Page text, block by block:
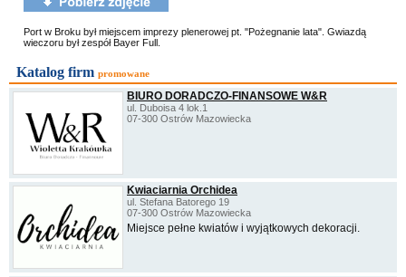
Port w Broku był miejscem imprezy plenerowej pt. "Pożegnanie lata". Gwiazdą
wieczoru był zespół Bayer Full.
Katalog firm promowane
BIURO DORADCZO-FINANSOWE W&R
ul. Duboisa 4 lok.1
07-300 Ostrów Mazowiecka
Kwiaciarnia Orchidea
ul. Stefana Batorego 19
07-300 Ostrów Mazowiecka
Miejsce pełne kwiatów i wyjątkowych dekoracji.